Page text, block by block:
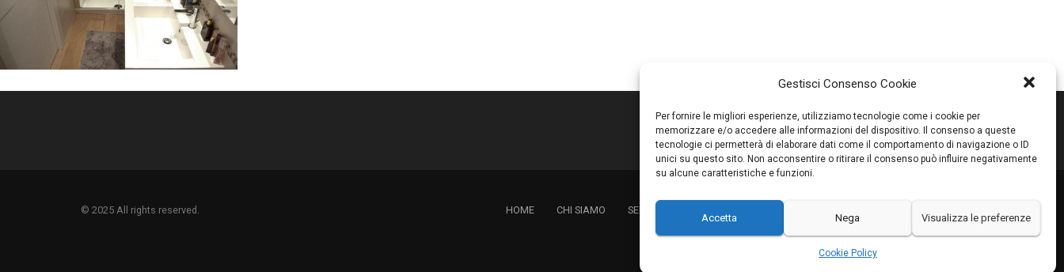
Gestisci Consenso Cookie
Per fornire le migliori esperienze, utilizziamo tecnologie come i cookie per
memorizzare e/o accedere alle informazioni del dispositivo. Il consenso a queste
tecnologie ci permetterà di elaborare dati come il comportamento di navigazione o ID
unici su questo sito. Non acconsentire o ritirare il consenso può influire negativamente
su alcune caratteristiche e funzioni.
Accetta Nega Visualizza le preferenze
Cookie Policy
© 2025 All rights reserved. HOME CHI SIAMO SERVIZI